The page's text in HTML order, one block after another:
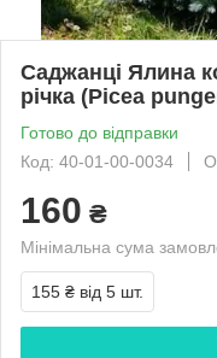
Саджанці Ялина
річка (Picea
Готово до відправки
Код: 40-01-00-0034
160 ₴
Мінімальна сума
155 ₴ від 5 шт.